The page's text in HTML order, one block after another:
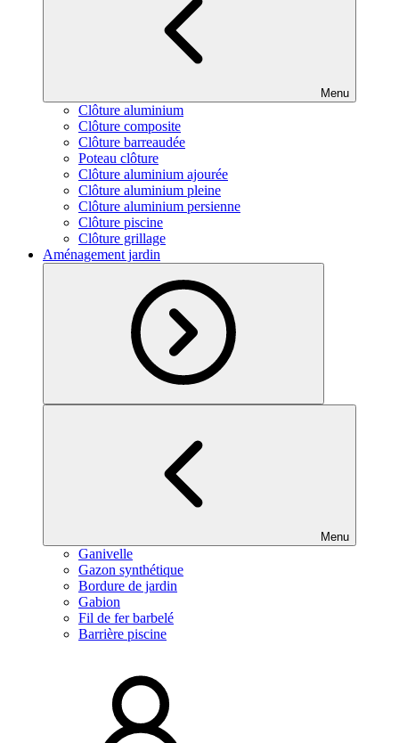
Menu
Clôture aluminium
Clôture composite
Clôture barreaudée
Poteau clôture
Clôture aluminium ajourée
Clôture aluminium pleine
Clôture aluminium persienne
Clôture piscine
Clôture grillage
Aménagement jardin
Menu
Ganivelle
Gazon synthétique
Bordure de jardin
Gabion
Fil de fer barbelé
Barrière piscine